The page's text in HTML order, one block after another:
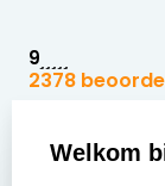
9
2378
Zakelijk:
Welkom